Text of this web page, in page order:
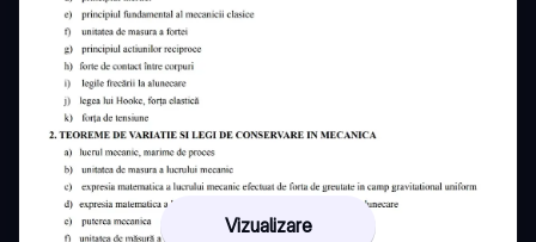
Vizualizare